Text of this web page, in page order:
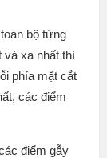
bộ từng
và xa nhất thì
phía mặt cắt
các điểm
điểm gẫy